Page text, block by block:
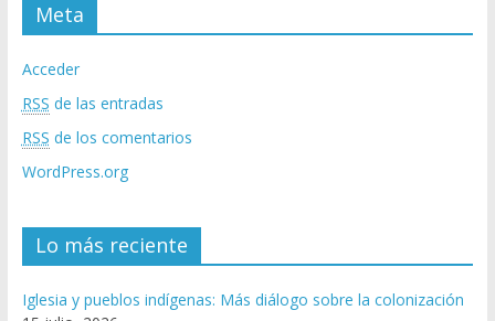
Meta
Acceder
RSS de las entradas
RSS de los comentarios
WordPress.org
Lo más reciente
Iglesia y pueblos indígenas: Más diálogo sobre la colonización